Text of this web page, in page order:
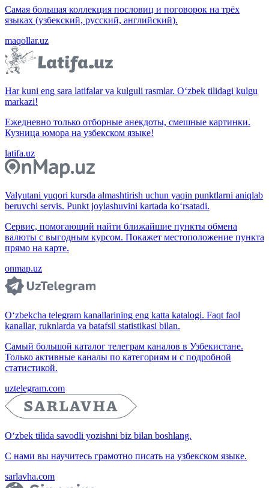
Самая большая коллекция пословиц и поговорок на трёх
языках (узбекский, русский, английский).
maqollar.uz
Har kuni eng sara latifalar va kulguli rasmlar. O‘zbek tilidagi kulgu
markazi!
Ежедневно только отборные анекдоты, смешные картинки.
Кузница юмора на узбекском языке!
latifa.uz
Valyutani yuqori kursda almashtirish uchun yaqin punktlarni aniqlab
beruvchi servis. Punkt joylashuvini kartada ko‘rsatadi.
Сервис, помогающий найти ближайшие пункты обмена
валюты с выгодным курсом. Покажет местоположение пункта
прямо на карте.
onmap.uz
O‘zbekcha telegram kanallarining eng katta katalogi. Faqt faol
kanallar, ruknlarda va batafsil statistikasi bilan.
Самый большой каталог телеграм каналов в Узбекистане.
Только активные каналы по категориям и с подробной
статистикой.
uztelegram.com
O‘zbek tilida savodli yozishni biz bilan boshlang.
С нами вы научитесь грамотно писать на узбекском языке.
sarlavha.com